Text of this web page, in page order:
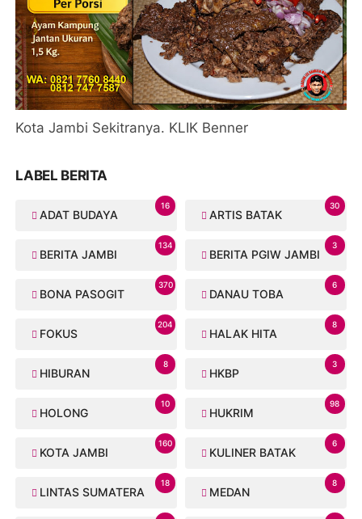
Kota Jambi Sekitranya. KLIK Benner
LABEL BERITA
ADAT BUDAYA
16
ARTIS BATAK
30
BERITA JAMBI
134
BERITA PGIW JAMBI
3
BONA PASOGIT
370
DANAU TOBA
6
FOKUS
204
HALAK HITA
8
HIBURAN
8
HKBP
3
HOLONG
10
HUKRIM
98
KOTA JAMBI
160
KULINER BATAK
6
LINTAS SUMATERA
18
MEDAN
8